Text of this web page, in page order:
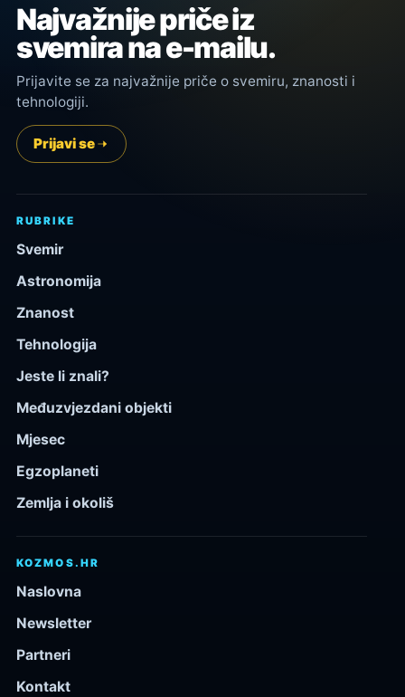
Najvažnije priče iz
svemira na e-mailu.
Prijavite se za najvažnije priče o svemiru, znanosti i
tehnologiji.
Prijavi se
RUBRIKE
Svemir
Astronomija
Znanost
Tehnologija
Jeste li znali?
Međuzvjezdani objekti
Mjesec
Egzoplaneti
Zemlja i okoliš
KOZMOS.HR
Naslovna
Newsletter
Partneri
Kontakt